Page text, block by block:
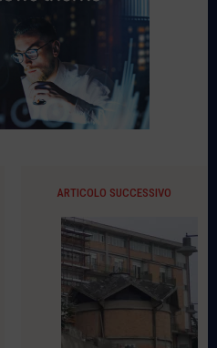
ARTICOLO SUCCESSIVO